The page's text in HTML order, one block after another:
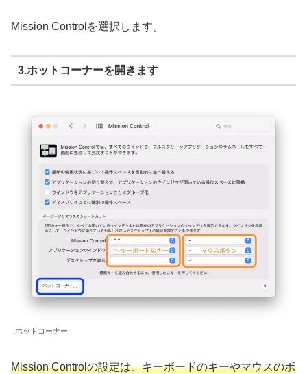
Mission Controlを選択します。
3.ホットコーナーを開きます
ホットコーナー
Mission Controlの設定は、キーボードのキーやマウスのボ